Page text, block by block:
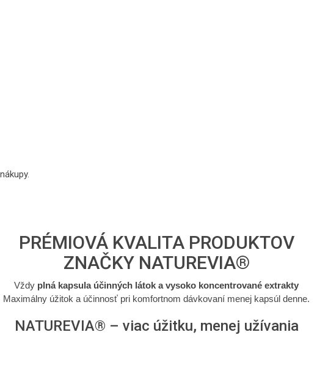
PRÉMIOVÁ KVALITA PRODUKTOV
ZNAČKY NATUREVIA®
Vždy plná kapsula účinných látok a vysoko koncentrované extrakty
Maximálny úžitok a účinnosť pri komfortnom dávkovaní menej kapsúl denne.
NATUREVIA® – viac úžitku, menej užívania